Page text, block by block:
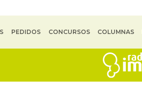
PEDIDOS CONCURSOS COLUMNAS